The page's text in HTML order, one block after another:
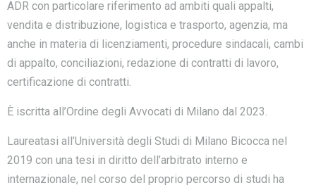
ADR con particolare riferimento ad ambiti quali appalti,
vendita e distribuzione, logistica e trasporto, agenzia, ma
anche in materia di licenziamenti, procedure sindacali, cambi
di appalto, conciliazioni, redazione di contratti di lavoro,
certificazione di contratti.
È iscritta all’Ordine degli Avvocati di Milano dal 2023.
Laureatasi all’Università degli Studi di Milano Bicocca nel
2019 con una tesi in diritto dell’arbitrato interno e
internazionale, nel corso del proprio percorso di studi ha